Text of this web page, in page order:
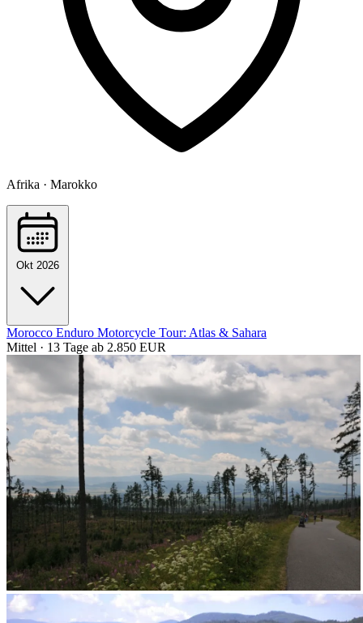
Afrika · Marokko
Okt 2026
Morocco Enduro Motorcycle Tour: Atlas & Sahara
Mittel · 13 Tage ab 2.850 EUR